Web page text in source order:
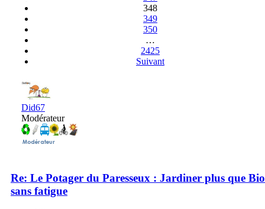
348
349
350
…
2425
Suivant
Did67
Modérateur
Re: Le Potager du Paresseux : Jardiner plus que Bio
sans fatigue